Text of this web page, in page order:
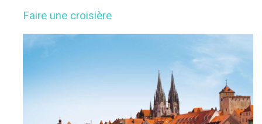
Faire une croisière